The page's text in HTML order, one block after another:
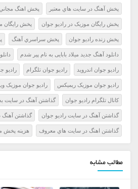
پخش آهنگ در سايت هاي معتبر پخش اهنگ مجاني
پخش رايگان موزيک در راديو جوان پخش رايگان
پخش زنده راديو جوان پخش سراسري آهنگ
دانلود آهنگ جدید میلاد بابایی به نام پیر شدم
راديو جوان اندرويد راديو جوان تلگرام راديو
راديو جوان موزيک ريميکس راديو جوان موزيک
کانال تلگرام راديو جوان گذاشتن آهنگ در سايت
گذاشتن آهنگ در سايت راديو جوان گذاشتن آهنگ
گذاشتن اهنگ در سايت هاي معروف هزينه پخش
مطالب مشابه